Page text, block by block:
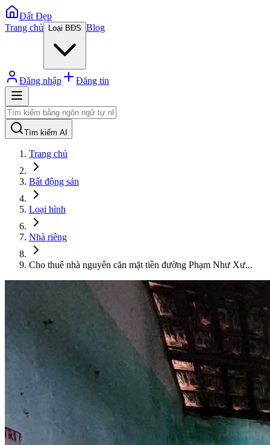
Đất Đẹp
Trang chủ
Loại BĐS Blog
Đăng nhập Đăng tin
Tìm kiếm AI
Trang chủ
Bất động sản
Loại hình
Nhà riêng
Cho thuê nhà nguyên căn mặt tiền đường Phạm Như Xư...